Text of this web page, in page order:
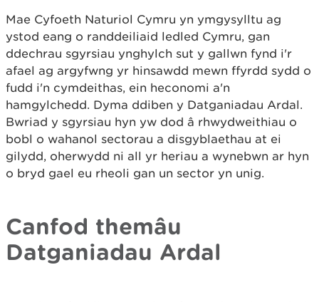
Mae Cyfoeth Naturiol Cymru yn ymgysylltu ag
ystod eang o randdeiliaid ledled Cymru, gan
ddechrau sgyrsiau ynghylch sut y gallwn fynd i'r
afael ag argyfwng yr hinsawdd mewn ffyrdd sydd o
fudd i'n cymdeithas, ein heconomi a'n
hamgylchedd. Dyma ddiben y Datganiadau Ardal.
Bwriad y sgyrsiau hyn yw dod â rhwydweithiau o
bobl o wahanol sectorau a disgyblaethau at ei
gilydd, oherwydd ni all yr heriau a wynebwn ar hyn
o bryd gael eu rheoli gan un sector yn unig.
Canfod themâu
Datganiadau Ardal